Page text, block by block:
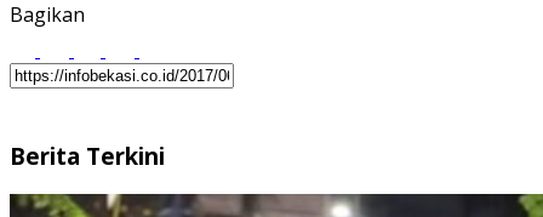
Bagikan
Berita Terkini